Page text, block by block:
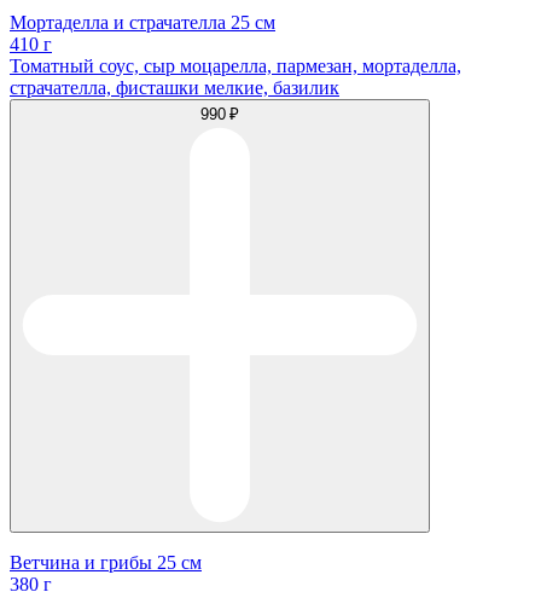
Мортаделла и страчателла 25 см
410 г
Томатный соус, сыр моцарелла, пармезан, мортаделла,
страчателла, фисташки мелкие, базилик
990 ₽
Ветчина и грибы 25 см
380 г